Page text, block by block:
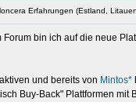
Erfahrungen (Estland,
bin ich auf die neue
und bereits von Mintos*
Buy-Back" Plattformen mit